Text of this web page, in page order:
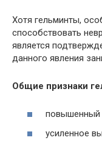
Хотя гельминты,
способствовать
является
данного явления
Общие признаки
повышенный
усиленное